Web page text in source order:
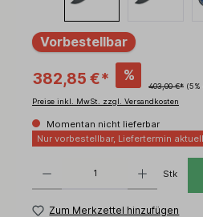
Vorbestellbar
382,85 €* %
403,00 €* (5%
Preise inkl. MwSt. zzgl. Versandkosten
Momentan nicht lieferbar
Nur vorbestellbar, Liefertermin
Stk
Zum Merkzettel hinzufügen